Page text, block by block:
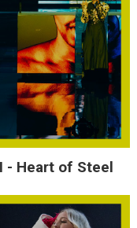
- Heart of Steel